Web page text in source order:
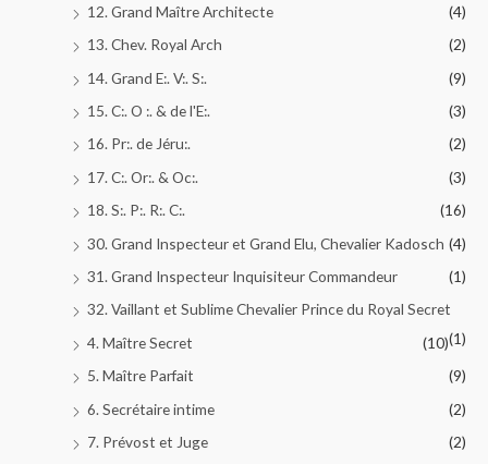
12. Grand Maître Architecte
(4)
13. Chev. Royal Arch
(2)
14. Grand E:. V:. S:.
(9)
15. C:. O :. & de l'E:.
(3)
16. Pr:. de Jéru:.
(2)
17. C:. Or:. & Oc:.
(3)
18. S:. P:. R:. C:.
(16)
30. Grand Inspecteur et Grand Elu, Chevalier Kadosch (4)
31. Grand Inspecteur Inquisiteur Commandeur
(1)
32. Vaillant et Sublime Chevalier Prince du Royal Secret
(1)
4. Maître Secret
(10)
5. Maître Parfait
(9)
6. Secrétaire intime
(2)
7. Prévost et Juge
(2)